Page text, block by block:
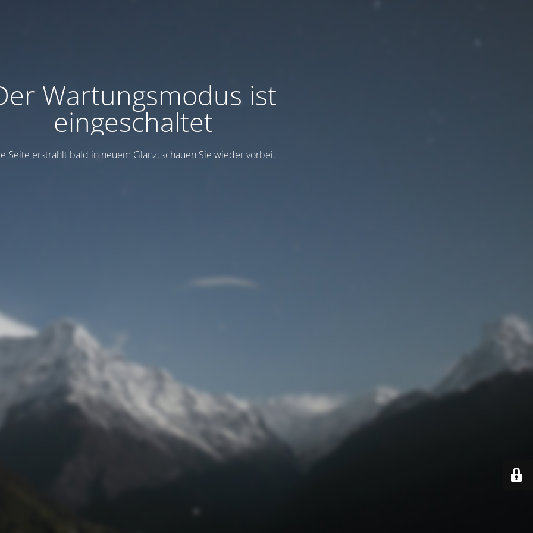
Wartungsmodus ist
eingeschaltet
Seite erstrahlt bald in neuem Glanz, schauen Sie wieder vorbei.